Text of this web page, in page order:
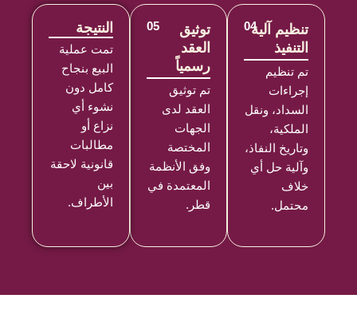
04تنظيم آلية
التنفيذ
تم تنظيم
إجراءات
السداد، ونقل
الملكية،
وتاريخ النفاذ،
وآلية حل أي
خلاف
محتمل.
05
توثيق
العقد
رسمياً
تم توثيق
العقد لدى
الجهات
المختصة
وفق الأنظمة
المعتمدة في
قطر.
النتيجة
تمت عملية
البيع بنجاح
كامل دون
نشوء أي
نزاع أو
مطالبات
قانونية لاحقة
بين
الأطراف.